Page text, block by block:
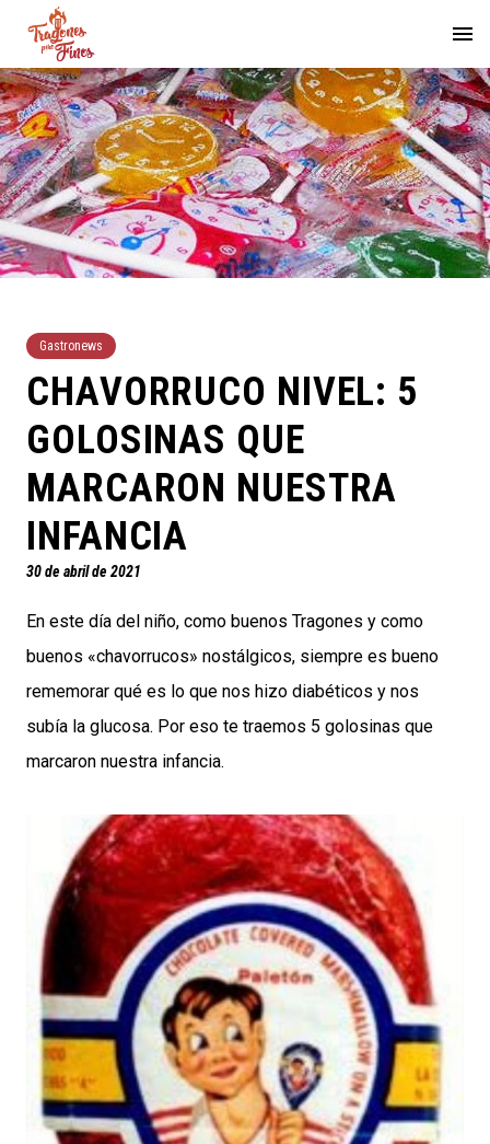
Gastronews
CHAVORRUCO NIVEL: 5
GOLOSINAS QUE
MARCARON NUESTRA
INFANCIA
30 de abril de 2021
En este día del niño, como buenos Tragones y como
buenos «chavorrucos» nostálgicos, siempre es bueno
rememorar qué es lo que nos hizo diabéticos y nos
subía la glucosa. Por eso te traemos 5 golosinas que
marcaron nuestra infancia.